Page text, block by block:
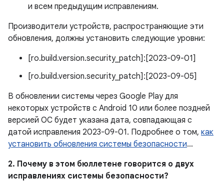
и всем предыдущим исправлениям.
Производители устройств, распространяющие эти
обновления, должны установить следующие уровни:
[ro.build.version.security_patch]:[2023-09-01]
[ro.build.version.security_patch]:[2023-09-05]
В обновлении системы через Google Play для
некоторых устройств с Android 10 или более поздней
версией ОС будет указана дата, совпадающая с
датой исправления 2023-09-01. Подробнее о том, как
установить обновления системы безопасности…
2. Почему в этом бюллетене говорится о двух
исправлениях системы безопасности?